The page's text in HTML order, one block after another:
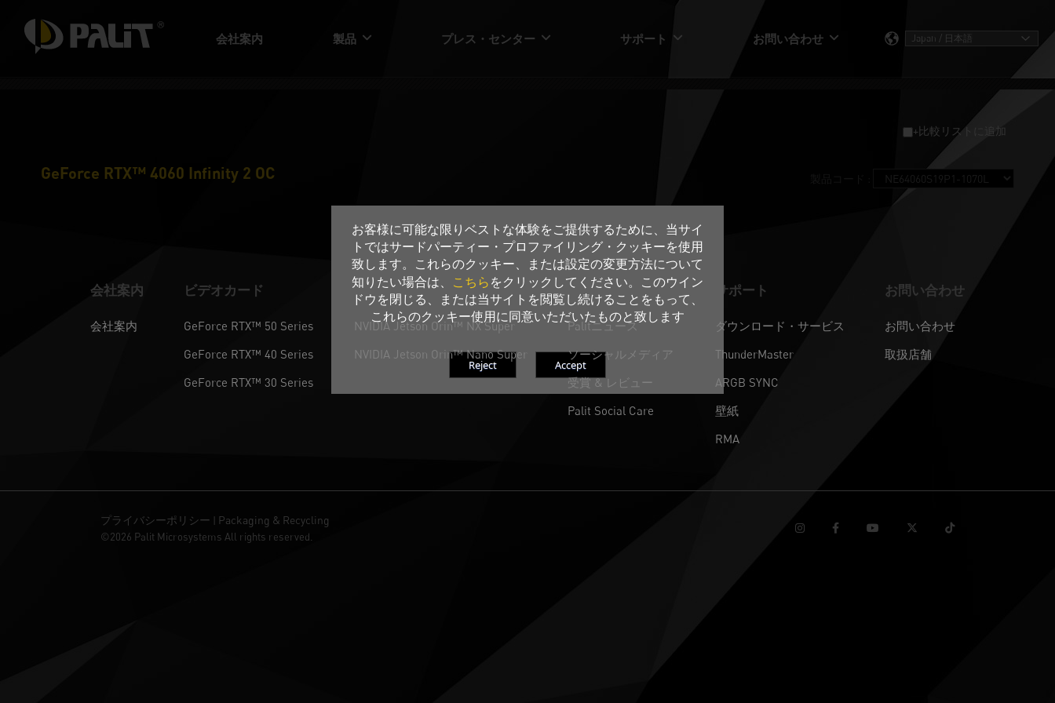
お客様に可能な限りベストな体験をご提供するために、当サイ
トではサードパーティー・プロファイリング・クッキーを使用
致します。これらのクッキー、または設定の変更方法について
知りたい場合は、
こちら をクリックしてください。このウイン
ドウを閉じる、または当サイトを閲覧し続けることをもって、
これらのクッキー使用に同意いただいたものと致します
会社案内 製品 プレス・センター サポート お問い合わせ
+比較リストに追加
GeForce RTX™ 4060 Infinity 2 OC
会社案内
会社案内
ビデオカード
GeForce RTX™ 50 Series
GeForce RTX™ 40 Series
GeForce RTX™ 30 Series
Pandora
NVIDIA Jetson Orin™ NX Super
NVIDIA Jetson Orin™ Nano Super
プレス・センター
Palitニュース
ソーシャルメディア
受賞 & レビュー
Palit Social Care
サポート
ダウンロード・サービス
ThunderMaster
ARGB SYNC
壁紙
RMA
お問い合わせ
お問い合わせ
取扱店舗
プライバシーポリシー | Packaging & Recycling
©2026 Palit Microsystems All rights reserved.